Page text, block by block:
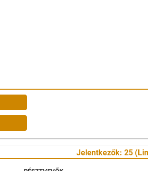
Jelentkezők: 25